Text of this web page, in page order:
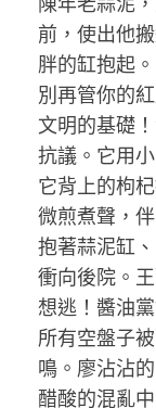
前，使出他
胖的缸抱起。
別再管你的
文明的基礎
抗議。它用
它背上的枸
微煎煮聲，
抱著蒜泥缸
衝向後院。
想逃！醬油
所有空盤子
鳴。廖沾沾
醋酸的混亂